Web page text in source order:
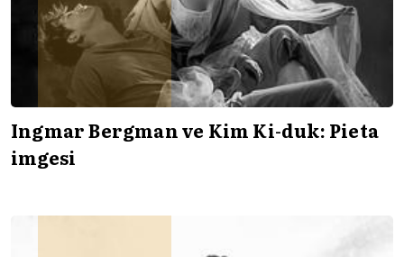
Ingmar Bergman ve Kim Ki-duk: Pieta
imgesi